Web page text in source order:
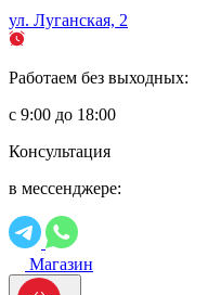
ул. Луганская, 2
Работаем без выходных:
с 9:00 до 18:00
Консультация
в мессенджере:
Магазин